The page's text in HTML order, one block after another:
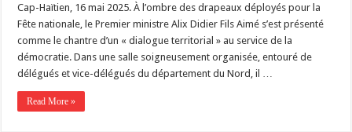
Cap-Haïtien, 16 mai 2025. À l’ombre des drapeaux déployés pour la
Fête nationale, le Premier ministre Alix Didier Fils Aimé s’est présenté
comme le chantre d’un « dialogue territorial » au service de la
démocratie. Dans une salle soigneusement organisée, entouré de
délégués et vice-délégués du département du Nord, il …
Read More »